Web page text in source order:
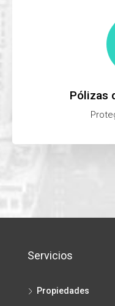
Pólizas
Servicios
Propiedades